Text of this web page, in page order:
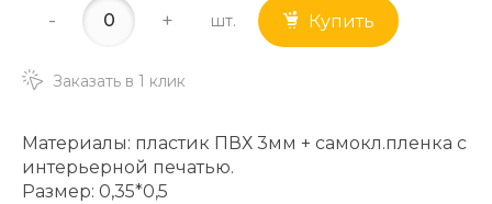
- + шт. Купить
Заказать в 1 клик
Материалы: пластик ПВХ 3мм + самокл.пленка с
интерьерной печатью.
Размер: 0,35*0,5